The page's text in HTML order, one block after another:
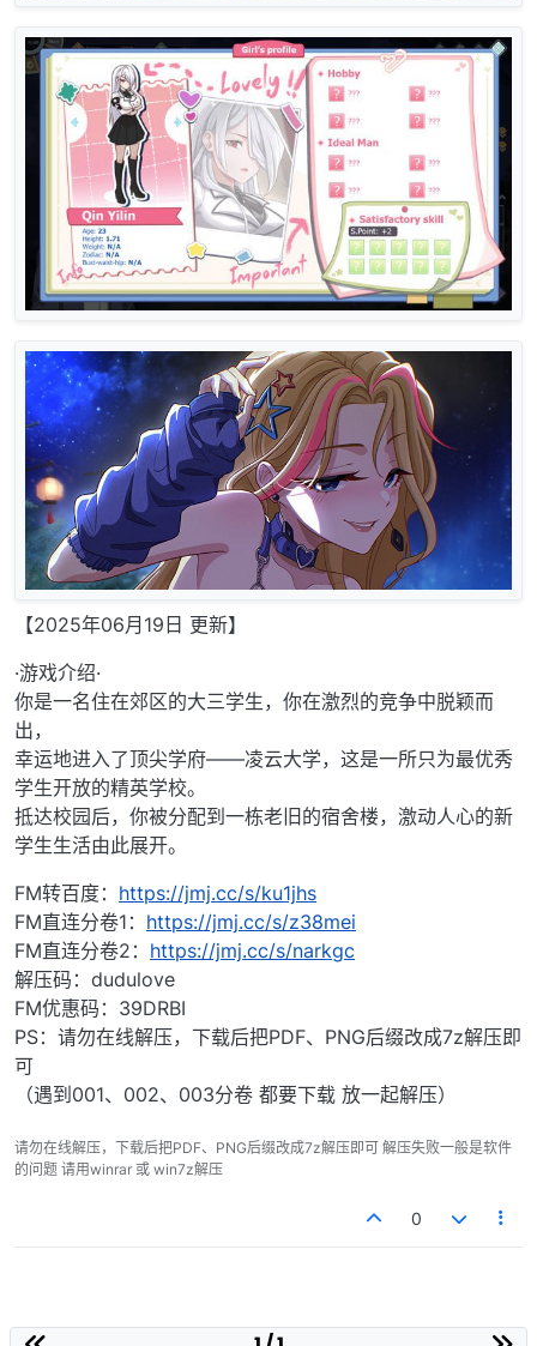
【2025年06月19日 更新】
·游戏介绍·
你是一名住在郊区的大三学生，你在激烈的竞争中脱颖而
出，
幸运地进入了顶尖学府——凌云大学，这是一所只为最优秀
学生开放的精英学校。
抵达校园后，你被分配到一栋老旧的宿舍楼，激动人心的新
学生生活由此展开。
FM转百度： https://jmj.cc/s/ku1jhs
FM直连分卷1： https://jmj.cc/s/z38mei
FM直连分卷2： https://jmj.cc/s/narkgc
解压码：dudulove
FM优惠码：39DRBI
PS：请勿在线解压，下载后把PDF、PNG后缀改成7z解压即
可
（遇到001、002、003分卷 都要下载 放一起解压）
请勿在线解压，下载后把PDF、PNG后缀改成7z解压即可 解压失败一般是软件
的问题 请用winrar 或 win7z解压
0